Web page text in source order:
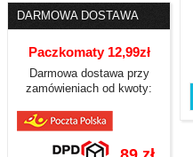
DARMOWA DOSTAWA
Paczkomaty 12,99zł
Darmowa dostawa przy
zamówieniach od kwoty: